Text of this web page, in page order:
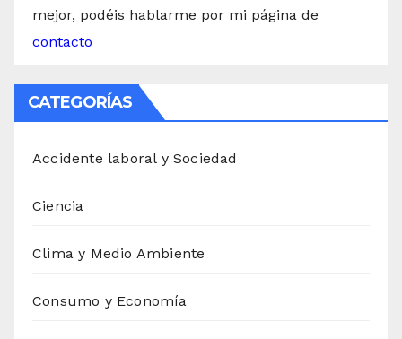
mejor, podéis hablarme por mi página de
contacto
CATEGORÍAS
Accidente laboral y Sociedad
Ciencia
Clima y Medio Ambiente
Consumo y Economía